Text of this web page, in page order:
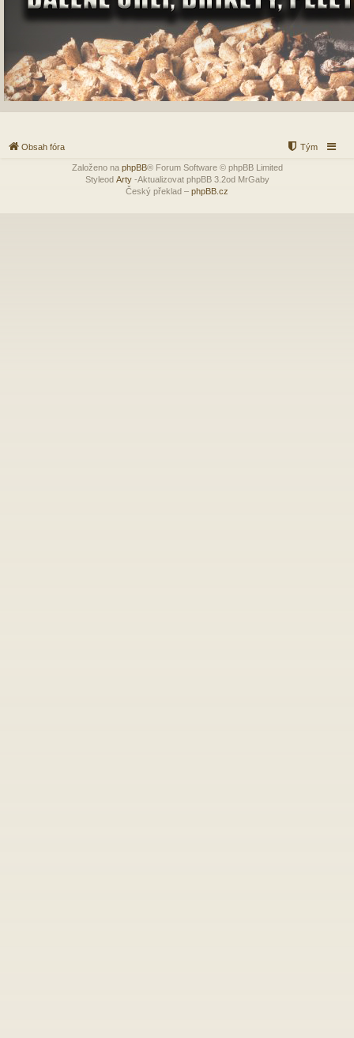
Obsah fóra Tým
Založeno na phpBB® Forum Software © phpBB Limited
Styleod Arty-Aktualizovat phpBB 3.2od MrGaby
Český překlad – phpBB.cz